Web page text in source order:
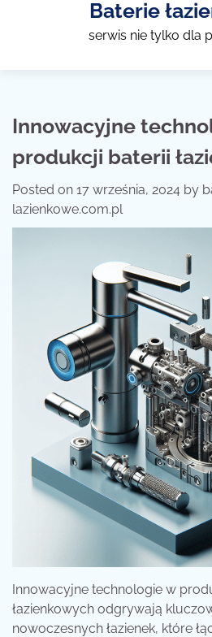
Baterie
serwis nie tylko dla
Innowacyjne
produkcji baterii
Posted on 17 września, 2024 by
lazienkowe.com.pl
Innowacyjne technologie w
łazienkowych odgrywają
nowoczesnych łazienek, które